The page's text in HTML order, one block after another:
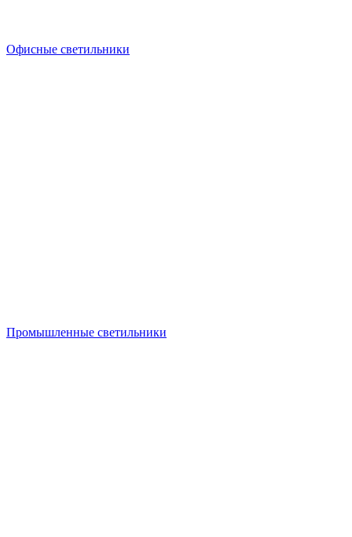
Офисные светильники
Промышленные светильники